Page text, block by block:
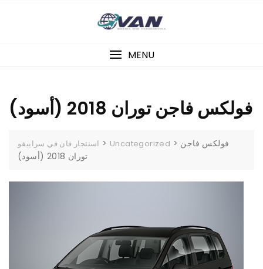
MENU
فولكس فاجن توران 2018 (أسود)
استئجار فان في سراييفو > Uncategorized > فولكس فاجن
توران 2018 (أسود)